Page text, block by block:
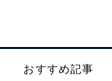
おすすめ記事